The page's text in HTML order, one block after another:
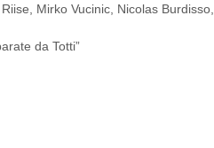
, Mirko Vucinic, Nicolas Burdisso,
da Totti”